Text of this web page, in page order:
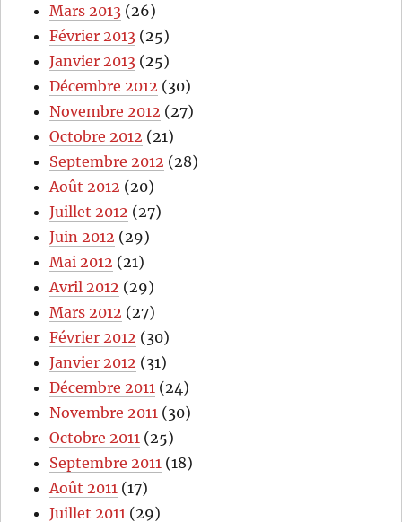
Mars 2013 (26)
Février 2013 (25)
Janvier 2013 (25)
Décembre 2012 (30)
Novembre 2012 (27)
Octobre 2012 (21)
Septembre 2012 (28)
Août 2012 (20)
Juillet 2012 (27)
Juin 2012 (29)
Mai 2012 (21)
Avril 2012 (29)
Mars 2012 (27)
Février 2012 (30)
Janvier 2012 (31)
Décembre 2011 (24)
Novembre 2011 (30)
Octobre 2011 (25)
Septembre 2011 (18)
Août 2011 (17)
Juillet 2011 (29)